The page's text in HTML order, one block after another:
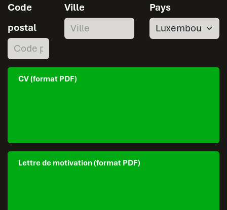
Code
postal
Ville Pays
CV (format PDF)
Lettre de motivation (format PDF)